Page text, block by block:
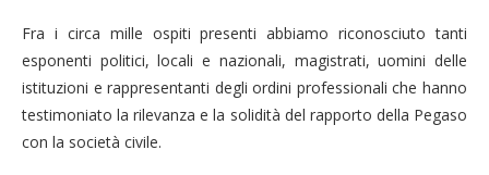
Fra i circa mille ospiti presenti abbiamo riconosciuto tanti
esponenti politici, locali e nazionali, magistrati, uomini delle
istituzioni e rappresentanti degli ordini professionali che hanno
testimoniato la rilevanza e la solidità del rapporto della Pegaso
con la società civile.